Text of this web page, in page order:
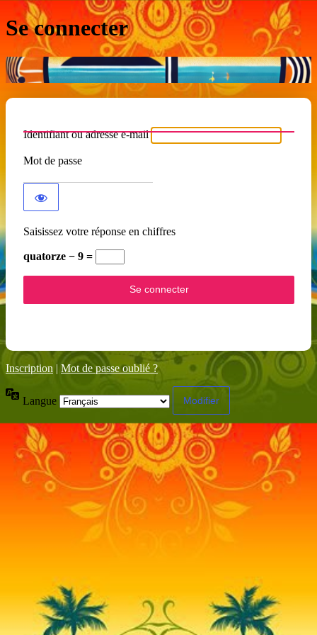
Se connecter
Identifiant ou adresse e-mail
Mot de passe
Saisissez votre réponse en chiffres
quatorze − 9 =
Inscription | Mot de passe oublié ?
Langue